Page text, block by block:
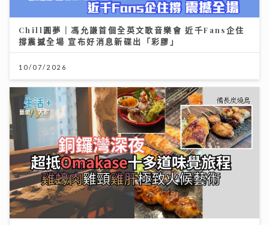
Chill圓夢｜馮允謙首個全英文歌音樂會 近千Fans企住
撐震撼全場 宣布好消息新碟出「彩膠」
10/07/2026